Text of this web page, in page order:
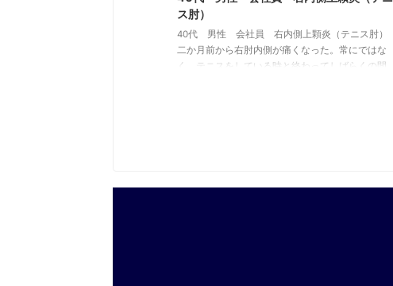
ス肘）
40代 男性 会社員 右内側上顆炎（テニス肘）
二か月前から右肘内側が痛くなった。常にではな
く、テニスをしている時と終わってしばらくの間